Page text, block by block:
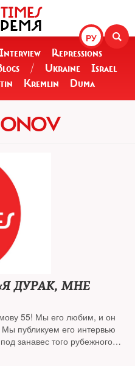
РУ
Interview
Repressions
/ Ukraine
Israel
Kremlin Duma
ДУРАК, МНЕ
55! Мы его любим, и он
публикуем его интервью
занавес того рубежного